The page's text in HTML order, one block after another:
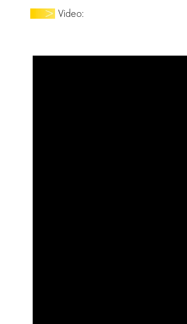
Video: